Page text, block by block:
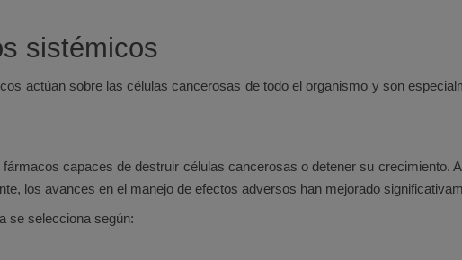
sistémicos
actúan sobre las células cancerosas de todo el organismo y son
capaces de destruir células cancerosas o detener su crecimiento.
los avances en el manejo de efectos adversos han mejorado
se selecciona según: